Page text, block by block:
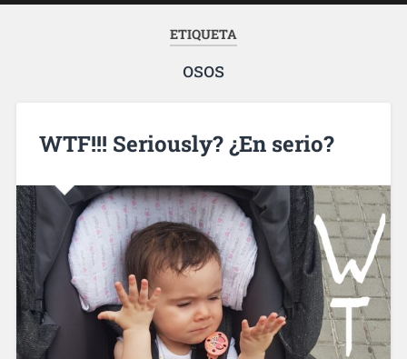
ETIQUETA
osos
WTF!!! Seriously? ¿En serio?